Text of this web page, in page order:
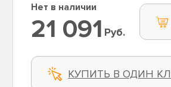
Нет в наличии
21 091 Руб.
КУПИТЬ В ОДИН